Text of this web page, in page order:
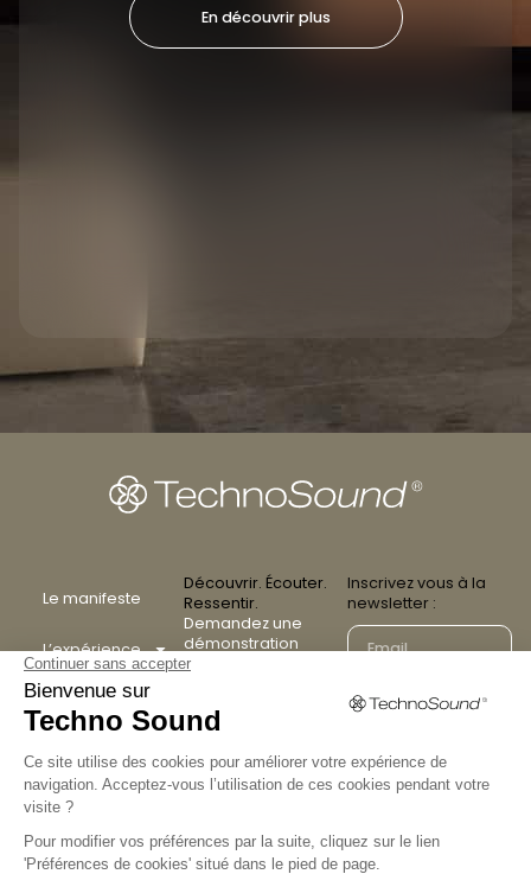
En découvrir plus
Le manifeste
L’expérience
La collection
Les
partenaires
Découvrir. Écouter.
Ressentir.
Demandez une
démonstration
privée dans votre
pour vous faire vivre
TechnoSound.
Inscrivez vous à la
newsletter :
J'accepte les
Valider
FAQ